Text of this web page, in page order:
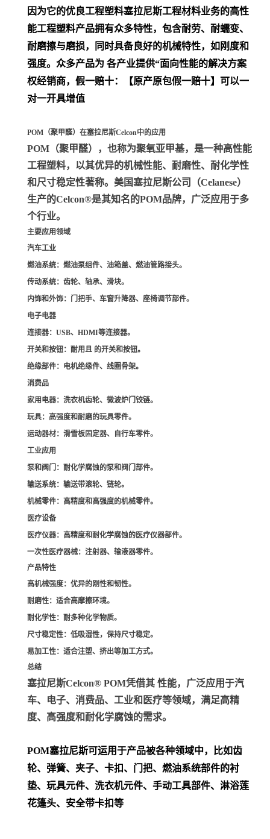
因为它的优良工程塑料塞拉尼斯工程材料业务的高性
能工程塑料产品拥有众多特性，包含耐劳、耐蠕变、
耐磨擦与磨损，同时具备良好的机械特性，如刚度和
强度。众多产品为 各产业提供“面向性能的解决方案
权经销商，假一赔十：【原产原包假一赔十】可以一
对一开具增值
POM（聚甲醛）在塞拉尼斯Celcon中的应用
POM（聚甲醛）
，也称为聚氧亚甲基，是一种高性能
工程塑料，以其优异的机械性能、耐磨性、耐化学性
和尺寸稳定性著称。美国塞拉尼斯公司（Celanese）
生产的Celcon®是其知名的POM品牌，广泛应用于多
个行业。
主要应用领域
汽车工业
燃油系统：燃油泵组件、油箱盖、燃油管路接头。
传动系统：齿轮、轴承、滑块。
内饰和外饰：门把手、车窗升降器、座椅调节部件。
电子电器
连接器：USB、HDMI等连接器。
开关和按钮：耐用且 的开关和按钮。
绝缘部件：电机绝缘件、线圈骨架。
消费品
家用电器：洗衣机齿轮、微波炉门铰链。
玩具：高强度和耐磨的玩具零件。
运动器材：滑雪板固定器、自行车零件。
工业应用
泵和阀门 ：耐化学腐蚀的泵和阀门部件。
输送系统：输送带滚轮、链轮。
机械零件：高精度和高强度的机械零件。
医疗设备
医疗仪器：高精度和耐化学腐蚀的医疗仪器部件。
一次性医疗器械：注射器、输液器零件。
产品特性
高机械强度：优异的刚性和韧性。
耐磨性：适合高摩擦环境。
耐化学性：耐多种化学物质。
尺寸稳定性：低吸湿性，保持尺寸稳定。
易加工性：适合注塑、挤出等加工方式。
总结
塞拉尼斯Celcon® POM凭借其 性能，广泛应用于汽
车、电子、消费品、工业和医疗等领域，满足高精
度、高强度和耐化学腐蚀的需求。
POM塞拉尼斯可运用于产品被各种领域中，比如齿
轮、弹簧、夹子、卡扣、门把、 燃油系统部件的衬
垫、玩具元件、洗衣机元件、手动工具部件、淋浴莲
花篷头、安全带卡扣等